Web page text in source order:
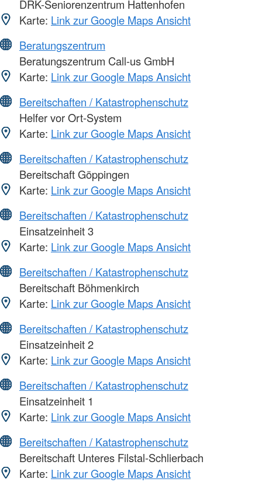
DRK-Seniorenzentrum Hattenhofen
Karte: Link zur Google Maps Ansicht
Beratungszentrum
Beratungszentrum Call-us GmbH
Karte: Link zur Google Maps Ansicht
Bereitschaften / Katastrophenschutz
Helfer vor Ort-System
Karte: Link zur Google Maps Ansicht
Bereitschaften / Katastrophenschutz
Bereitschaft Göppingen
Karte: Link zur Google Maps Ansicht
Bereitschaften / Katastrophenschutz
Einsatzeinheit 3
Karte: Link zur Google Maps Ansicht
Bereitschaften / Katastrophenschutz
Bereitschaft Böhmenkirch
Karte: Link zur Google Maps Ansicht
Bereitschaften / Katastrophenschutz
Einsatzeinheit 2
Karte: Link zur Google Maps Ansicht
Bereitschaften / Katastrophenschutz
Einsatzeinheit 1
Karte: Link zur Google Maps Ansicht
Bereitschaften / Katastrophenschutz
Bereitschaft Unteres Filstal-Schlierbach
Karte: Link zur Google Maps Ansicht